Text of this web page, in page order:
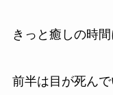
きっと癒しの時
前半は目が死ん